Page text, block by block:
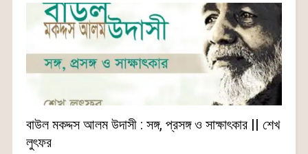
বাউল মকদ্দস আলম উদাসী : সঙ্গ, প্রসঙ্গ ও সাক্ষাৎকার || শেখ
লুৎফর